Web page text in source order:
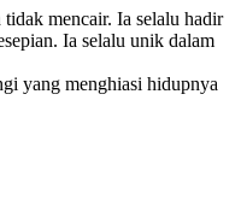
mencair. Ia selalu hadir
Ia selalu unik dalam
yang menghiasi hidupnya